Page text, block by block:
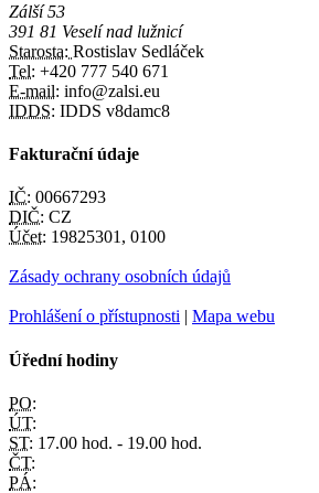
Zálší 53
391 81 Veselí nad lužnicí
Starosta: Rostislav Sedláček
Tel: +420 777 540 671
E-mail: info@zalsi.eu
IDDS: IDDS v8damc8
Fakturační údaje
IČ: 00667293
DIČ: CZ
Účet: 19825301, 0100
Zásady ochrany osobních údajů
Prohlášení o přístupnosti | Mapa webu
Úřední hodiny
PO:
ÚT:
ST: 17.00 hod. - 19.00 hod.
ČT:
PÁ: